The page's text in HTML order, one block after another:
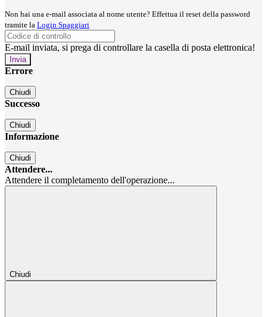
Non hai una e-mail associata al nome utente? Effettua il reset della password
tramite la Login Spaggiari
E-mail inviata, si prega di controllare la casella di posta elettronica!
Errore
Chiudi
Successo
Chiudi
Informazione
Chiudi
Attendere...
Attendere il completamento dell'operazione...
Chiudi